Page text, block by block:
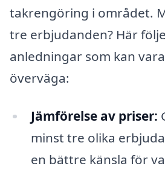
takrengöring i området.
tre erbjudanden? Här
anledningar som kan
överväga:
Jämförelse av priser:
minst tre olika
en bättre känsla för